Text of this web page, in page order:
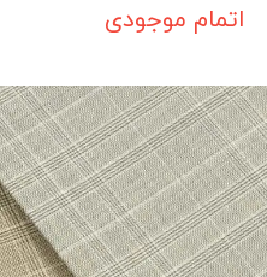
اتمام موجودی